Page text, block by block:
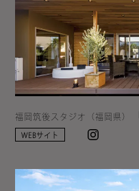
福岡筑後スタジオ（福岡県）
WEBサイト